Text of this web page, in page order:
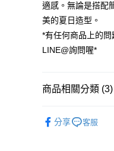
運送方式
貨到付款
每筆NT$60，滿
每筆NT$60，滿
每筆NT$60，滿
適感。無論是搭配
美的夏日造型。
*有任何商品上的
LINE@詢問喔*
商品相關分類 (3)
分享 客服